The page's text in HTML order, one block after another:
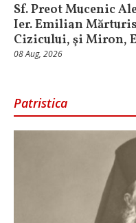
Sf. Preot Mucenic
Ier. Emilian
Cizicului, şi Miron,
08 Aug, 2026
Patristica